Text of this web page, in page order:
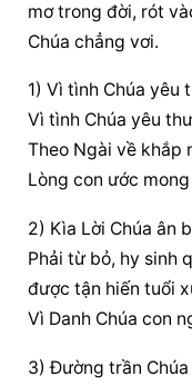
mơ trong đời, rót
Chúa chẳng vơi.
1) Vì tình Chúa yêu
Vì tình Chúa yêu
Theo Ngài về khắp
Lòng con ước
2) Kìa Lời Chúa ân
Phải từ bỏ, hy sinh
được tận hiến tuổi
Vì Danh Chúa con
3) Đường trần